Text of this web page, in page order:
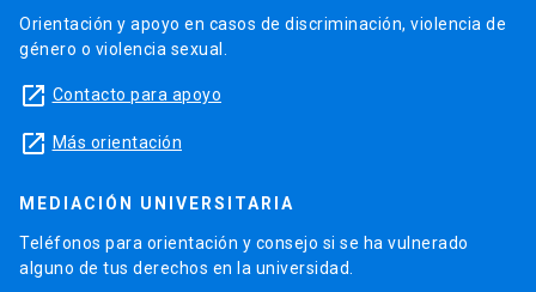
Orientación y apoyo en casos de discriminación, violencia de
género o violencia sexual.
launch Contacto para apoyo
launch Más orientación
MEDIACIÓN UNIVERSITARIA
Teléfonos para orientación y consejo si se ha vulnerado
alguno de tus derechos en la universidad.